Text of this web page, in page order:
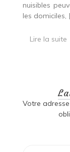
nuisibles
les domiciles,
Lire la suite
Votre